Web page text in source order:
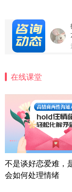
在线课堂
不是谈好恋爱难，
会如何处理情绪